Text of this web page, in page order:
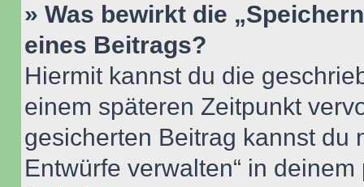
» Was bewirkt die
eines Beitrags?
Hiermit kannst du die
einem späteren Zeitpunkt
gesicherten Beitrag kannst du
Entwürfe verwalten“ in